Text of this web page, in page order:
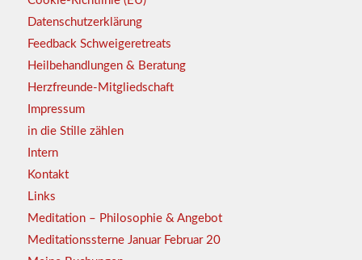
Datenschutzerklärung
Feedback Schweigeretreats
Heilbehandlungen & Beratung
Herzfreunde-Mitgliedschaft
Impressum
in die Stille zählen
Intern
Kontakt
Links
Meditation – Philosophie & Angebot
Meditationssterne Januar Februar 20